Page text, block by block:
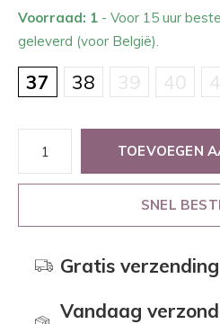
Voorraad: 1 - Voor 15 uur
geleverd (voor België).
37 38 39 40
TOEVOEGEN
SNEL
Gratis verzending
Vandaag